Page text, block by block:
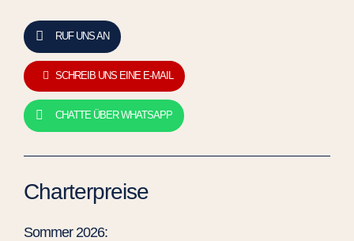
RUF UNS AN
SCHREIB UNS EINE E-MAIL
CHATTE ÜBER WHATSAPP
Charterpreise
Sommer 2026: